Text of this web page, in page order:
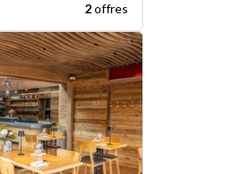
2offres